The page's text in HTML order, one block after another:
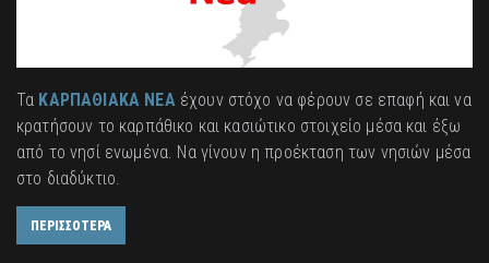
Τα ΚΑΡΠΑΘΙΑΚΑ ΝΕΑέχουν στόχο να φέρουν σε επαφή και να
κρατήσουν το καρπάθικο και κασιώτικο στοιχείο μέσα και έξω
από το νησί ενωμένα. Να γίνουν η προέκταση των νησιών μέσα
στο διαδύκτιο.
ΠΕΡΙΣΣΟΤΕΡΑ